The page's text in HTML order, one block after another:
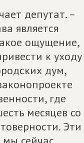
депутат. –
является
ощущение,
к уходу
дум,
где
месяцев со
Эти